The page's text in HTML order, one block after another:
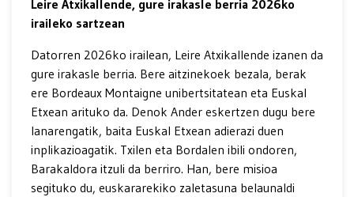
Leire Atxikallende, gure irakasle berria 2026ko
iraileko sartzean
Datorren 2026ko irailean, Leire Atxikallende izanen da
gure irakasle berria. Bere aitzinekoek bezala, berak
ere Bordeaux Montaigne unibertsitatean eta Euskal
Etxean arituko da. Denok Ander eskertzen dugu bere
lanarengatik, baita Euskal Etxean adierazi duen
inplikazioagatik. Txilen eta Bordalen ibili ondoren,
Barakaldora itzuli da berriro. Han, bere misioa
segituko du, euskararekiko zaletasuna belaunaldi